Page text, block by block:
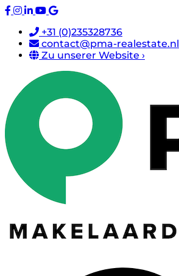
+31 (0)235328736
contact@pma-realestate.nl
Zu unserer Website ›